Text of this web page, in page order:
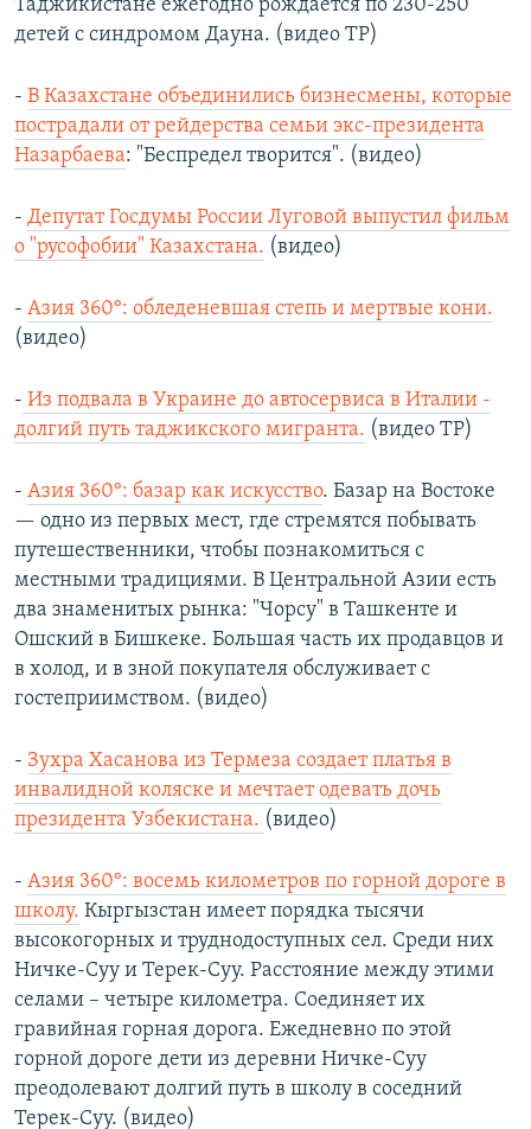
Таджикистане ежегодно рождается по 230-250
детей с синдромом Дауна. (видео ТР)
- В Казахстане объединились бизнесмены, которые
пострадали от рейдерства семьи экс-президента
Назарбаева: "Беспредел творится". (видео)
- Депутат Госдумы России Луговой выпустил фильм
о "русофобии" Казахстана. (видео)
- Азия 360°: обледеневшая степь и мертвые кони.
(видео)
- Из подвала в Украине до автосервиса в Италии -
долгий путь таджикского мигранта. (видео ТР)
- Азия 360°: базар как искусство. Базар на Востоке
— одно из первых мест, где стремятся побывать
путешественники, чтобы познакомиться с
местными традициями. В Центральной Азии есть
два знаменитых рынка: "Чорсу" в Ташкенте и
Ошский в Бишкеке. Большая часть их продавцов и
в холод, и в зной покупателя обслуживает с
гостеприимством. (видео)
- Зухра Хасанова из Термеза создает платья в
инвалидной коляске и мечтает одевать дочь
президента Узбекистана. (видео)
- Азия 360°: восемь километров по горной дороге в
школу. Кыргызстан имеет порядка тысячи
высокогорных и труднодоступных сел. Среди них
Ничке-Суу и Терек-Суу. Расстояние между этими
селами – четыре километра. Соединяет их
гравийная горная дорога. Ежедневно по этой
горной дороге дети из деревни Ничке-Суу
преодолевают долгий путь в школу в соседний
Терек-Суу. (видео)